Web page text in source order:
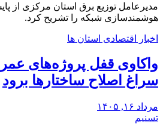
هوشمندسازی شبکه را تشریح کرد.
اخبار اقتصادی استان ها
واکاوی قفل پروژه‌های
سراغ اصلاح ساختارها برود
مرداد ۱۶, ۱۴۰۵
تسنیم